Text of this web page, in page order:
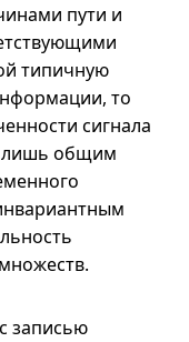
пути и
типичную
то
сигнала
лишь общим
записью